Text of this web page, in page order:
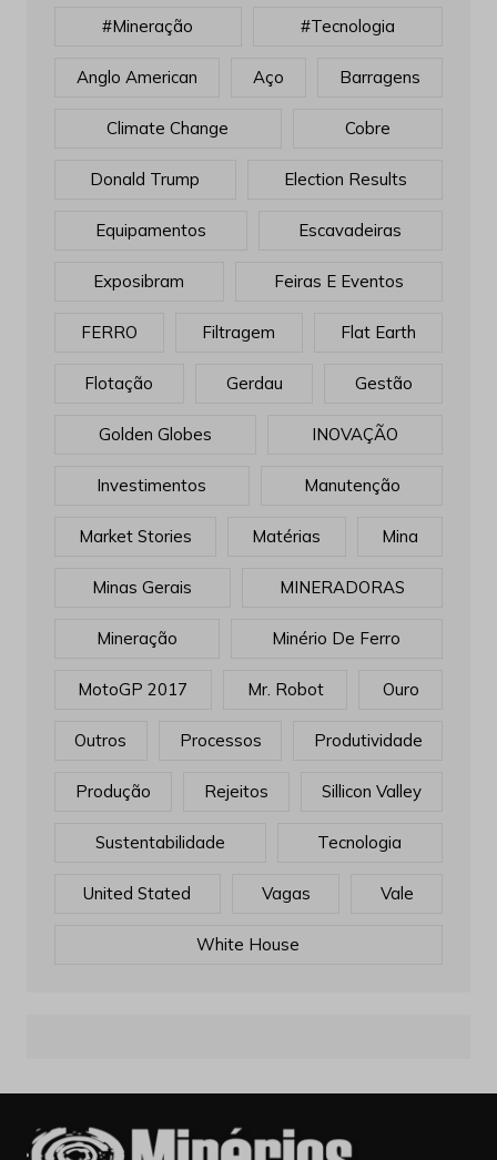
#mineração #tecnologia
Anglo American Aço Barragens
Climate Change Cobre
Donald Trump Election Results
Equipamentos Escavadeiras
Exposibram Feiras E Eventos
FERRO Filtragem Flat Earth
Flotação Gerdau Gestão
Golden Globes INOVAÇÃO
Investimentos Manutenção
Market Stories Matérias Mina
Minas Gerais MINERADORAS
Mineração Minério De Ferro
MotoGP 2017 Mr. Robot Ouro
Outros Processos Produtividade
Produção Rejeitos Sillicon Valley
Sustentabilidade Tecnologia
United Stated Vagas Vale
White House